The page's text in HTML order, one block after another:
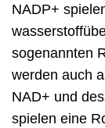
NADP+
sogenannten
werden auch
NAD+ und
spielen eine